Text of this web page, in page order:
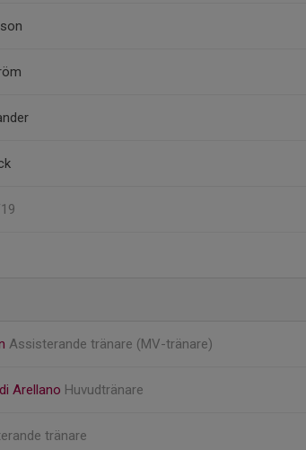
Assisterande tränare (MV-tränare)
Arellano Huvudtränare
tränare